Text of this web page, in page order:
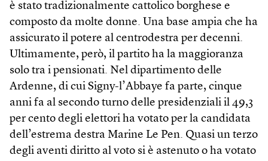
è stato tradizionalmente cattolico borghese e
composto da molte donne. Una base ampia che ha
assicurato il potere al centrodestra per decenni.
Ultimamente, però, il partito ha la maggioranza
solo tra i pensionati. Nel dipartimento delle
Ardenne, di cui Signy-l’Abbaye fa parte, cinque
anni fa al secondo turno delle presidenziali il 49,3
per cento degli elettori ha votato per la candidata
dell’estrema destra Marine Le Pen. Quasi un terzo
degli aventi diritto al voto si è astenuto o ha votato